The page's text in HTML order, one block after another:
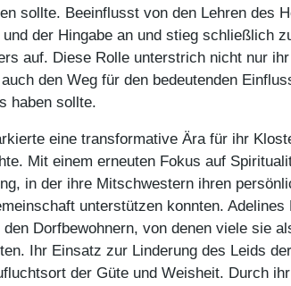
sollte. Beeinflusst von den Lehren des
der Hingabe an und stieg schließlich
auf. Diese Rolle unterstrich nicht nur ihr
den Weg für den bedeutenden
haben sollte.
eine transformative Ära für ihr
Mit einem erneuten Fokus auf
in der ihre Mitschwestern ihren
unterstützen konnten. Adelines
Dorfbewohnern, von denen viele sie
Ihr Einsatz zur Linderung des Leids
der Güte und Weisheit. Durch ihr